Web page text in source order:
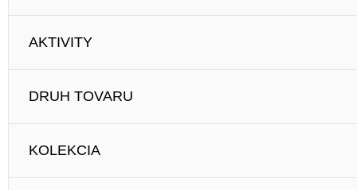
AKTIVITY
DRUH TOVARU
KOLEKCIA